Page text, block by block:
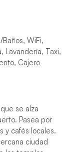
WiFi,
Lavandería, Taxi,
Cajero
se alza
Pasea por
y cafés locales.
ciudad